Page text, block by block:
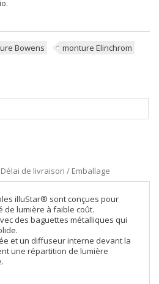
Bowens
monture Elinchrom
de livraison / Emballage
illuStar® sont conçues pour
de lumière à faible coût.
des baguettes métalliques qui
et un diffuseur interne devant la
une répartition de lumière